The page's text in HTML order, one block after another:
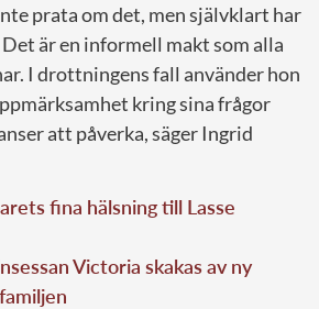
prata om det, men självklart har
är en informell makt som alla
I drottningens fall använder hon
kring sina frågor
att påverka, säger Ingrid
fina hälsning till Lasse
Victoria skakas av ny